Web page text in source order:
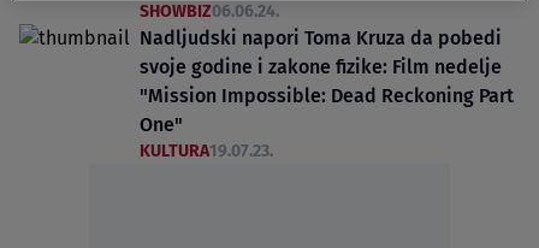
SHOWBIZ06.06.24.
Nadljudski napori Toma Kruza da pobedi
svoje godine i zakone fizike: Film nedelje
"Mission Impossible: Dead Reckoning Part
One"
KULTURA19.07.23.